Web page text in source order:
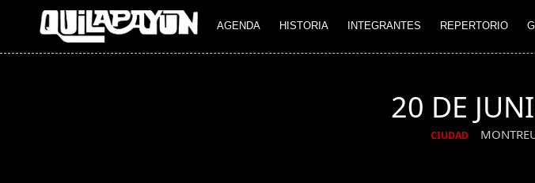
AGENDA HISTORIA INTEGRANTES REPERTORIO
20 DE
CIUDAD